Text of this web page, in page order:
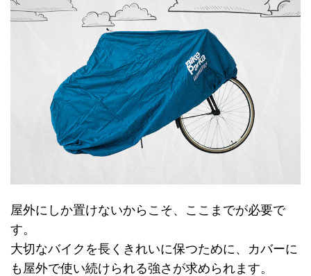
屋外にしか置けないからこそ、ここまでが必要で
す。
大切なバイクを長くきれいに保つために、カバーに
も屋外で使い続けられる強さが求められます。